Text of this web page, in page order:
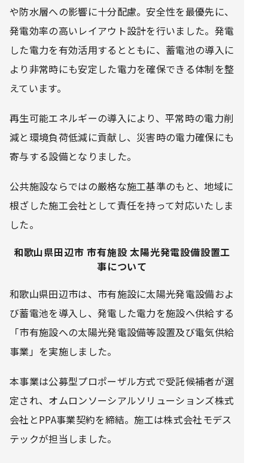
や防水層への影響に十分配慮。安全性を最優先に、
発電効率の高いレイアウト設計を行いました。発電
した電力を有効活用するとともに、蓄電池の導入に
より非常時にも安定した電力を確保できる体制を整
えています。
再生可能エネルギーの導入により、平常時の電力削
減と環境負荷低減に貢献し、災害時の電力確保にも
寄与する設備となりました。
公共施設ならではの厳格な施工基準のもと、地域に
根ざした施工会社として責任を持って対応いたしま
した。
和歌山県田辺市 市有施設 太陽光発電設備設置工
事について
和歌山県田辺市は、市有施設に太陽光発電設備およ
び蓄電池を導入し、発電した電力を施設へ供給する
「市有施設への太陽光発電設備等設置及び電気供給
事業」を実施しました。
本事業は公募型プロポーザル方式で受託候補者が選
定され、オムロンソーシアルソリューションズ株式
会社とPPA事業契約を締結。施工は株式会社モデス
テックが担当しました。